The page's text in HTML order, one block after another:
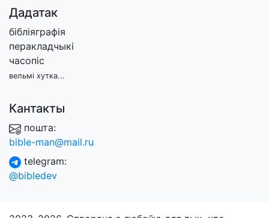
Дадатак
бібліяграфія
перакладчыкі
часопіс
вельмі хутка...
Кантакты
пошта:
bible-man@mail.ru
telegram:
@bibledev